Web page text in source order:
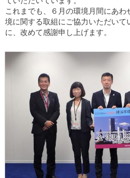
これまでも、６月の環境月間にあ
境に関する取組にご協力いただい
に、改めて感謝申し上げます。